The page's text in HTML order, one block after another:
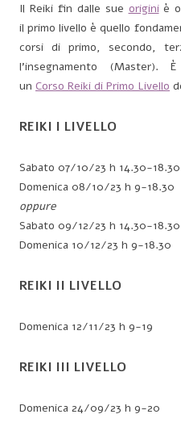
Il Reiki fin dalle sue originiè
il primo livello è quello
corsi di primo, secondo,
l’insegnamento (Master).
un Corso Reiki di Primo Livello
REIKI I LIVELLO
Sabato 07/10/23 h 14.30-18.30
Domenica 08/10/23 h 9-18.30
oppure
Sabato 09/12/23 h 14.30-18.30
Domenica 10/12/23 h 9-18.30
REIKI II LIVELLO
Domenica 12/11/23 h 9-19
REIKI III LIVELLO
Domenica 24/09/23 h 9-20